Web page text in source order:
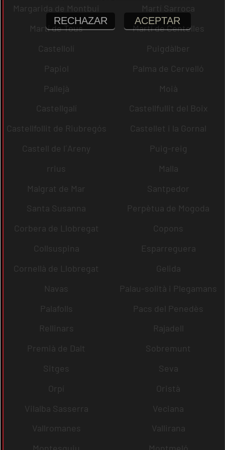
Margarida de Montbui
Martí Sarroca
Martí de Tous
Martí de Centelles
Castellolí
Puigdàlber
Papiol
Palma de Cervelló
Pallejà
Moià
Castellgalí
Castellfullit del Boix
Castellfollit de Riubregós
Castellet i la Gornal
Castell de l´Areny
Puig-reig
rrius
Malla
Malgrat de Mar
Santpedor
Santa Susanna
Perpètua de Mogoda
Corbera de Llobregat
Copons
Collsuspina
Esparreguera
Cornellà de Llobregat
Gelida
Navas
Palau-solità i Plegamans
Palafolls
Pacs del Penedès
Rellinars
Rajadell
Premià de Dalt
Sobremunt
Sitges
Seva
Orpí
Oristà
Vilalba Sasserra
Veciana
Vallromanes
Vallirana
RECHAZAR ACEPTAR